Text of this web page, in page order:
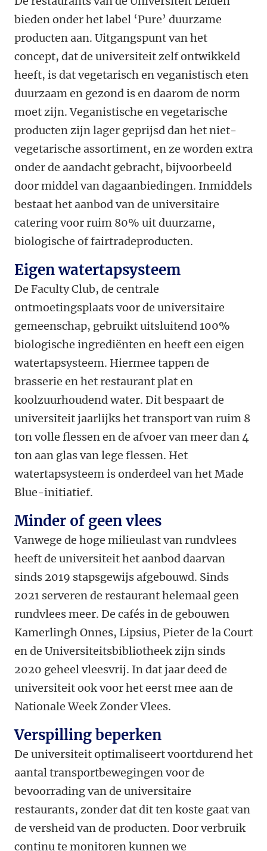
bieden onder het label ‘Pure’ duurzame
producten aan. Uitgangspunt van het
concept, dat de universiteit zelf ontwikkeld
heeft, is dat vegetarisch en veganistisch eten
duurzaam en gezond is en daarom de norm
moet zijn. Veganistische en vegetarische
producten zijn lager geprijsd dan het niet-
vegetarische assortiment, en ze worden extra
onder de aandacht gebracht, bijvoorbeeld
door middel van dagaanbiedingen. Inmiddels
bestaat het aanbod van de universitaire
catering voor ruim 80% uit duurzame,
biologische of fairtradeproducten.
Eigen watertapsysteem
De Faculty Club, de centrale
ontmoetingsplaats voor de universitaire
gemeenschap, gebruikt uitsluitend 100%
biologische ingrediënten en heeft een eigen
watertapsysteem. Hiermee tappen de
brasserie en het restaurant plat en
koolzuurhoudend water. Dit bespaart de
universiteit jaarlijks het transport van ruim 8
ton volle flessen en de afvoer van meer dan 4
ton aan glas van lege flessen. Het
watertapsysteem is onderdeel van het Made
Blue-initiatief.
Minder of geen vlees
Vanwege de hoge milieulast van rundvlees
heeft de universiteit het aanbod daarvan
sinds 2019 stapsgewijs afgebouwd. Sinds
2021 serveren de restaurant helemaal geen
rundvlees meer. De cafés in de gebouwen
Kamerlingh Onnes, Lipsius, Pieter de la Court
en de Universiteitsbibliotheek zijn sinds
2020 geheel vleesvrij. In dat jaar deed de
universiteit ook voor het eerst mee aan de
Nationale Week Zonder Vlees.
Verspilling beperken
De universiteit optimaliseert voortdurend het
aantal transportbewegingen voor de
bevoorrading van de universitaire
restaurants, zonder dat dit ten koste gaat van
de versheid van de producten. Door verbruik
continu te monitoren kunnen we